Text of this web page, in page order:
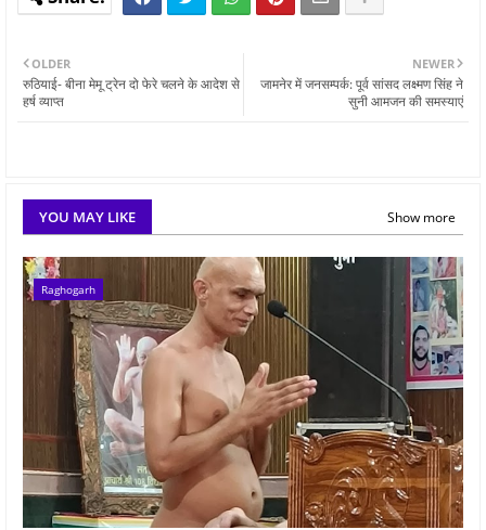
NEWER
जामनेर में जनसम्पर्क: पूर्व सांसद लक्ष्मण सिंह ने
सुनी आमजन की समस्याएं
OLDER
रुठियाई- बीना मेमू ट्रेन दो फेरे चलने के आदेश से
हर्ष व्याप्त
YOU MAY LIKE Show more
Raghogarh